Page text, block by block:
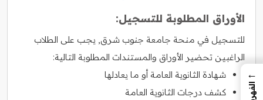
الأوراق المطلوبة للتسجيل:
للتسجيل في منحة جامعة جنوب شرق, يجب على الطلاب
الراغبين تحضير الأوراق والمستندات المطلوبة التالية:
شهادة الثانوية العامة أو ما يعادلها
كشف درجات الثانوية العامة
←